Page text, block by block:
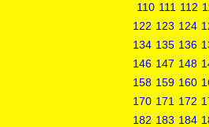
110 111 112
122 123 124
134 135 136
146 147 148
158 159 160
170 171 172
182 183 184